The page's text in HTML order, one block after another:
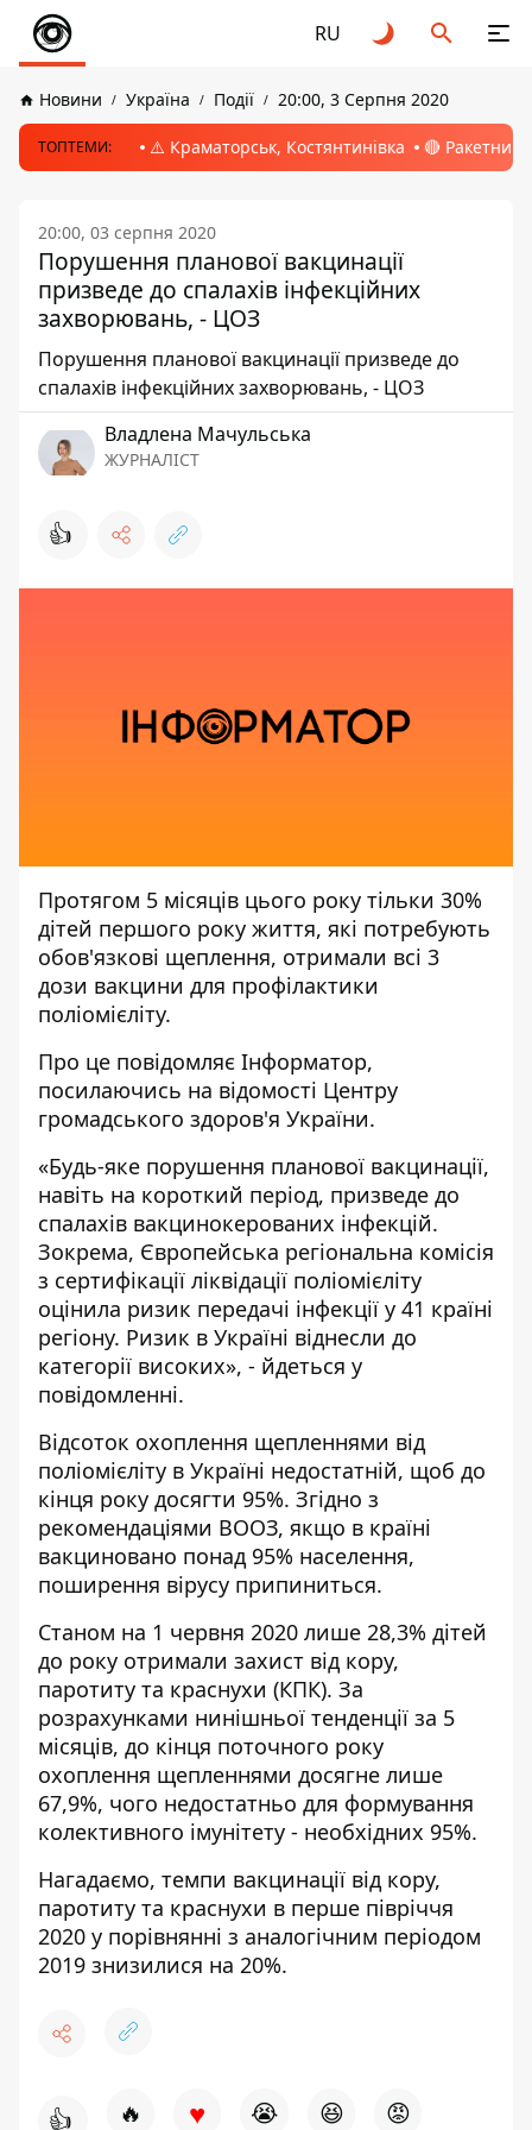
RU
Новини Україна Події 20:00, 3 Серпня 2020
ТОПТЕМИ: ⚠️ Краматорськ, Костянтинівка 🔴 Ракетний
20:00, 03 серпня 2020
Порушення планової вакцинації
призведе до спалахів інфекційних
захворювань, - ЦОЗ
Порушення планової вакцинації призведе до
спалахів інфекційних захворювань, - ЦОЗ
Владлена Мачульська
ЖУРНАЛІСТ
👍
Протягом 5 місяців цього року тільки 30%
дітей першого року життя, які потребують
обов'язкові щеплення, отримали всі 3
дози вакцини для профілактики
поліомієліту.
Про це повідомляє Інформатор,
посилаючись на відомості Центру
громадського здоров'я України.
«Будь-яке порушення планової вакцинації,
навіть на короткий період, призведе до
спалахів вакцинокерованих інфекцій.
Зокрема, Європейська регіональна комісія
з сертифікації ліквідації поліомієліту
оцінила ризик передачі інфекції у 41 країні
регіону. Ризик в Україні віднесли до
категорії високих», - йдеться у
повідомленні.
Відсоток охоплення щепленнями від
поліомієліту в Україні недостатній, щоб до
кінця року досягти 95%. Згідно з
рекомендаціями ВООЗ, якщо в країні
вакциновано понад 95% населення,
поширення вірусу припиниться.
Станом на 1 червня 2020 лише 28,3% дітей
до року отримали захист від кору,
паротиту та краснухи (КПК). За
розрахунками нинішньої тенденції за 5
місяців, до кінця поточного року
охоплення щепленнями досягне лише
67,9%, чого недостатньо для формування
колективного імунітету - необхідних 95%.
Нагадаємо, темпи вакцинації від кору,
паротиту та краснухи в перше півріччя
2020 у порівнянні з аналогічним періодом
2019 знизилися на 20%.
👍 🔥 ♥ 😭 😆 😡